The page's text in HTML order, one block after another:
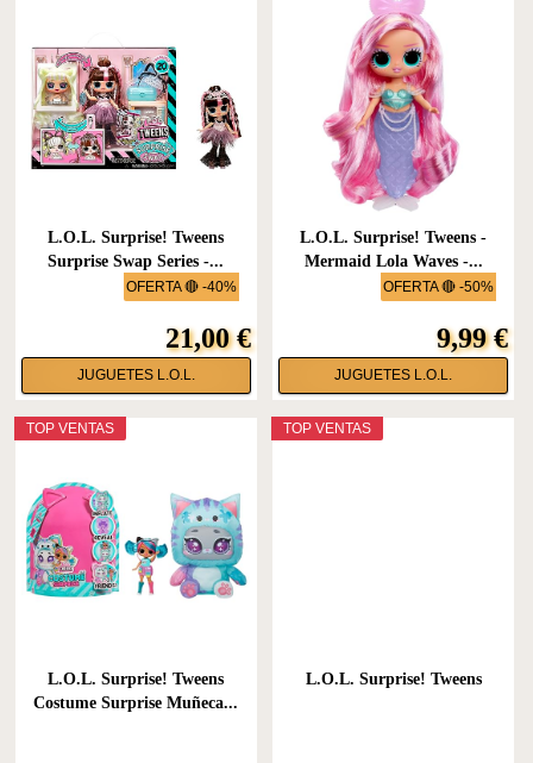
OFERTA 🔴 -40%
L.O.L. Surprise! Tweens
Surprise Swap Series -...
21,00 €
JUGUETES L.O.L.
OFERTA 🔴 -50%
L.O.L. Surprise! Tweens -
Mermaid Lola Waves -...
9,99 €
JUGUETES L.O.L.
TOP VENTAS
L.O.L. Surprise! Tweens
Costume Surprise Muñeca...
TOP VENTAS
L.O.L. Surprise! Tweens